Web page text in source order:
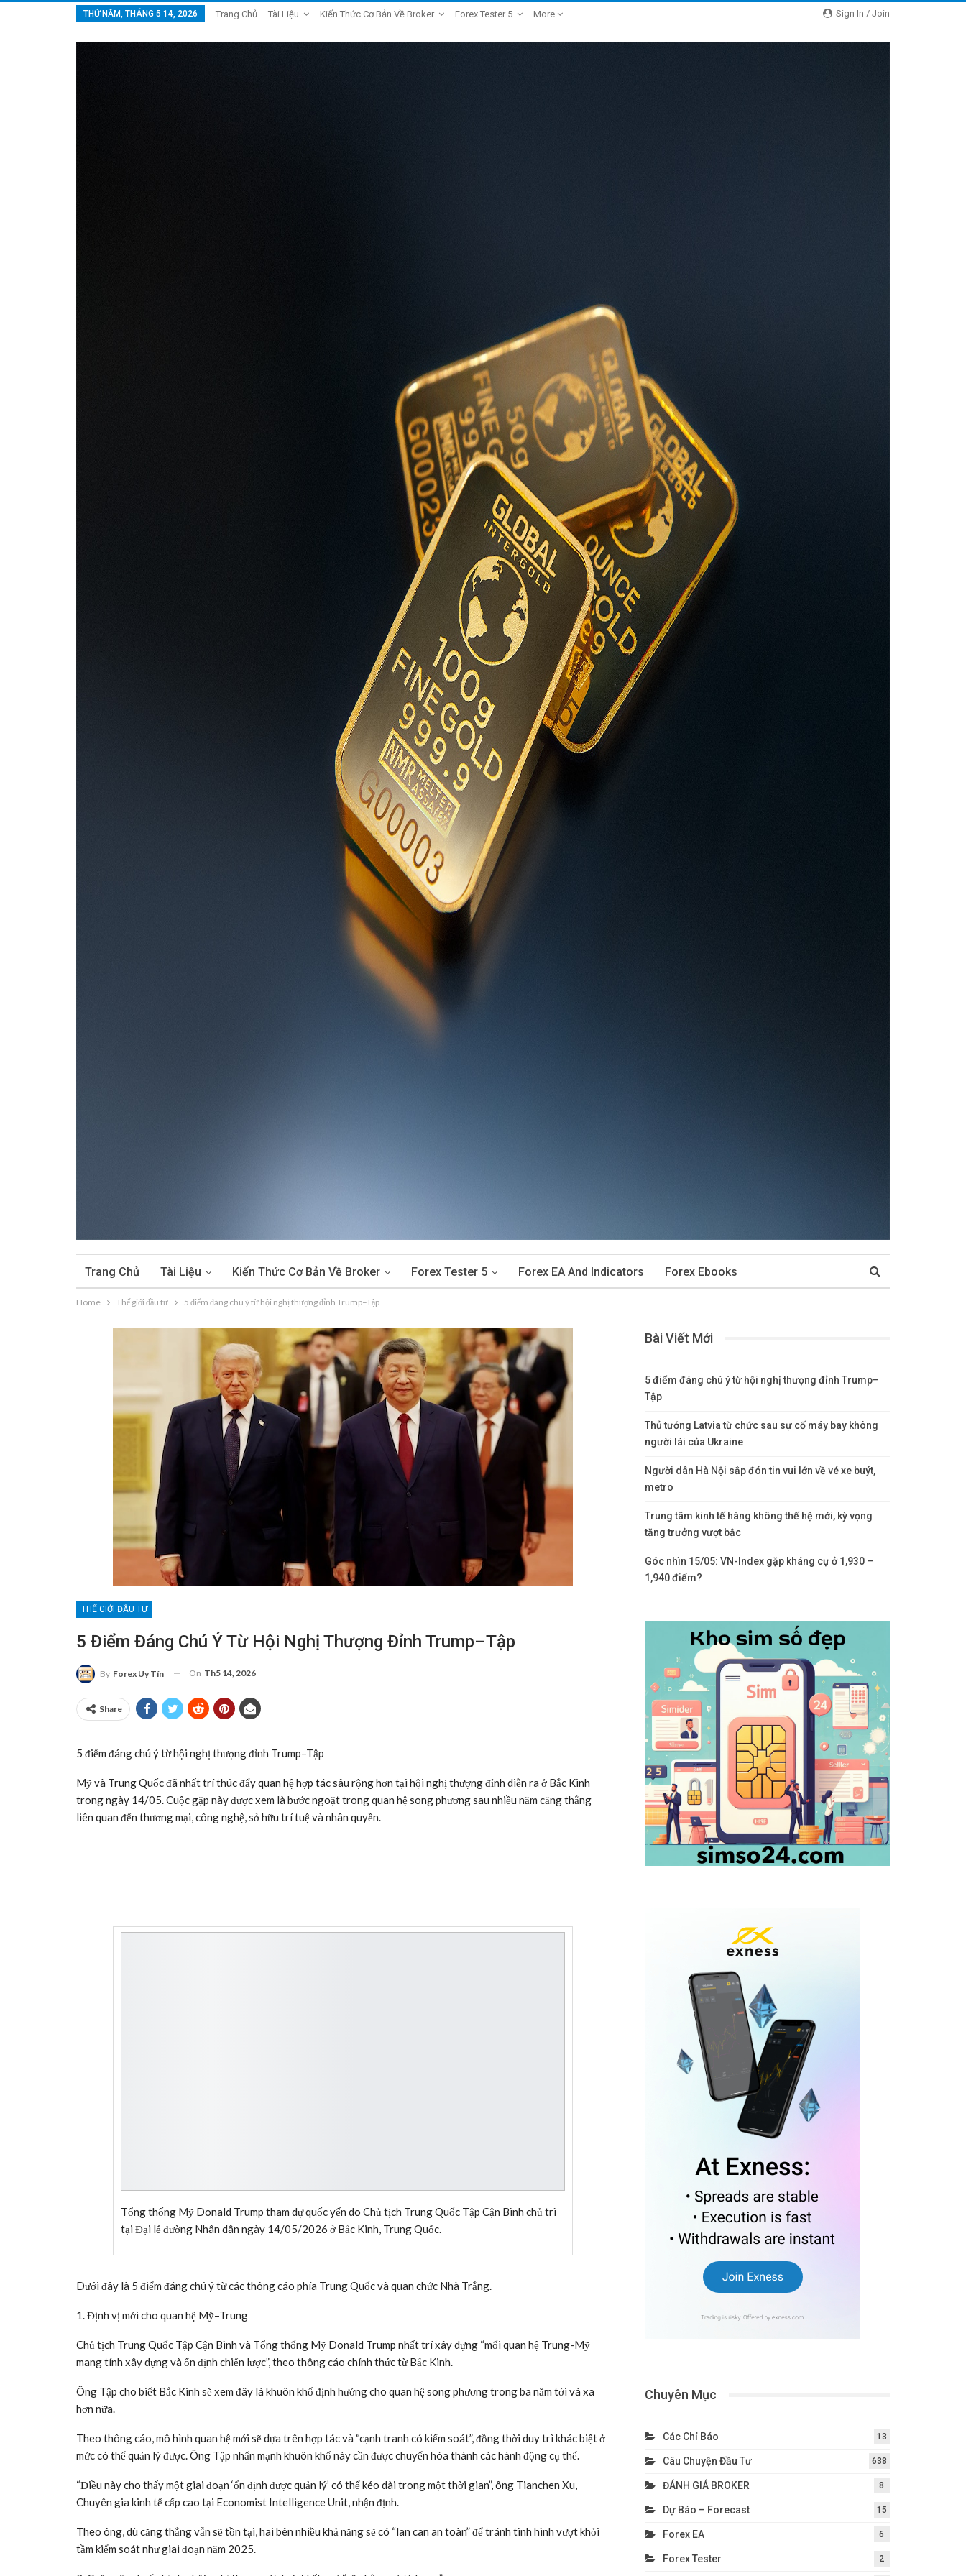
Sign In / Join
THỨ NĂM, THÁNG 5 14, 2026 Trang Chủ Tài Liệu Kiến Thức Cơ Bản Về Broker Forex Tester 5 More
Trang Chủ Tài Liệu Kiến Thức Cơ Bản Về Broker Forex Tester 5 Forex EA And Indicators Forex Ebooks
Home Thế giới đầu tư 5 điểm đáng chú ý từ hội nghị thượng đỉnh Trump–Tập
THẾ GIỚI ĐẦU TƯ
5 Điểm Đáng Chú Ý Từ Hội Nghị Thượng Đỉnh Trump–Tập
By Forex Uy Tín On Th5 14, 2026
Share
5 điểm đáng chú ý từ hội nghị thượng đỉnh Trump–Tập
Mỹ và Trung Quốc đã nhất trí thúc đẩy quan hệ hợp tác sâu rộng hơn tại hội nghị thượng đỉnh diễn ra ở Bắc Kinh
trong ngày 14/05. Cuộc gặp này được xem là bước ngoặt trong quan hệ song phương sau nhiều năm căng thẳng
liên quan đến thương mại, công nghệ, sở hữu trí tuệ và nhân quyền.
Tổng thống Mỹ Donald Trump tham dự quốc yến do Chủ tịch Trung Quốc Tập Cận Bình chủ trì
tại Đại lễ đường Nhân dân ngày 14/05/2026 ở Bắc Kinh, Trung Quốc.
Dưới đây là 5 điểm đáng chú ý từ các thông cáo phía Trung Quốc và quan chức Nhà Trắng.
1. Định vị mới cho quan hệ Mỹ–Trung
Chủ tịch Trung Quốc Tập Cận Bình và Tổng thống Mỹ Donald Trump nhất trí xây dựng “mối quan hệ Trung-Mỹ
mang tính xây dựng và ổn định chiến lược”, theo thông cáo chính thức từ Bắc Kinh.
Ông Tập cho biết Bắc Kinh sẽ xem đây là khuôn khổ định hướng cho quan hệ song phương trong ba năm tới và xa
hơn nữa.
Theo thông cáo, mô hình quan hệ mới sẽ dựa trên hợp tác và “cạnh tranh có kiểm soát”, đồng thời duy trì khác biệt ở
mức có thể quản lý được. Ông Tập nhấn mạnh khuôn khổ này cần được chuyển hóa thành các hành động cụ thể.
“Điều này cho thấy một giai đoạn ‘ổn định được quản lý’ có thể kéo dài trong một thời gian”, ông Tianchen Xu,
Chuyên gia kinh tế cấp cao tại Economist Intelligence Unit, nhận định.
Theo ông, dù căng thẳng vẫn sẽ tồn tại, hai bên nhiều khả năng sẽ có “lan can an toàn” để tránh tình hình vượt khỏi
tầm kiểm soát như giai đoạn năm 2025.
Bài Viết Mới
5 điểm đáng chú ý từ hội nghị thượng đỉnh Trump–
Tập
Thủ tướng Latvia từ chức sau sự cố máy bay không
người lái của Ukraine
Người dân Hà Nội sắp đón tin vui lớn về vé xe buýt,
metro
Trung tâm kinh tế hàng không thế hệ mới, kỳ vọng
tăng trưởng vượt bậc
Góc nhìn 15/05: VN-Index gặp kháng cự ở 1,930 –
1,940 điểm?
Chuyên Mục
Các Chỉ Báo 13
Câu Chuyện Đầu Tư 638
ĐÁNH GIÁ BROKER 8
Dự Báo – Forecast 15
Forex EA 6
Forex Tester 2